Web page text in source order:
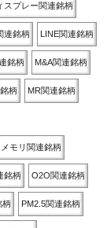
スプレー関連銘柄
連銘柄 LINE関連銘柄
銘柄 M&A関連銘柄
柄 MR関連銘柄
モリ関連銘柄
銘柄 O2O関連銘柄
柄 PM2.5関連銘柄